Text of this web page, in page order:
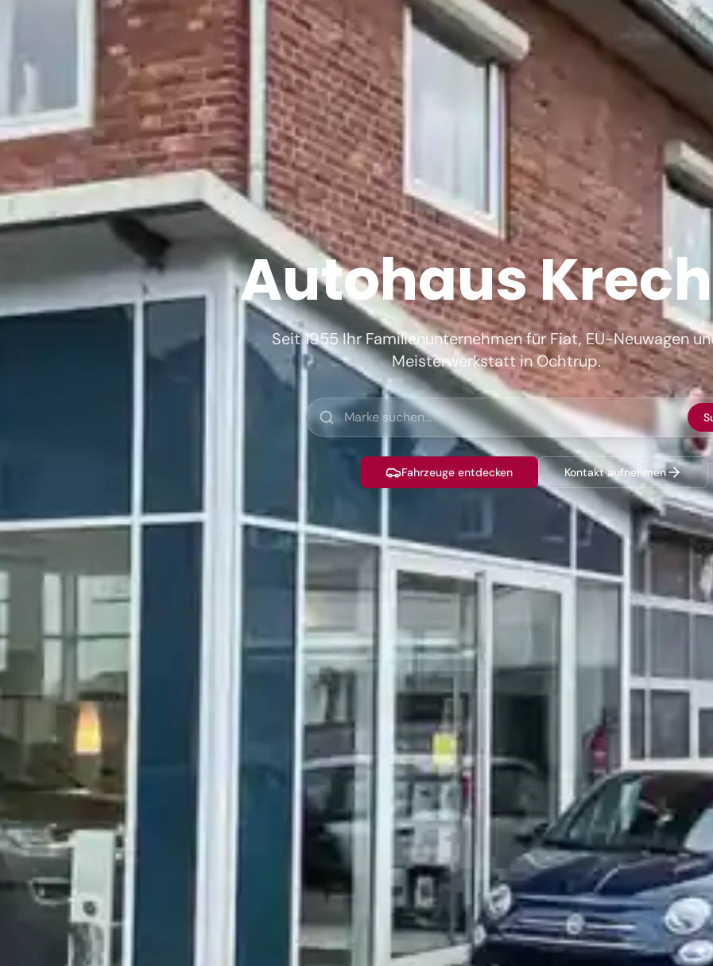
Autohaus
Seit 1955 Ihr Familienunternehmen für Fiat, EU-Neuwagen
Meisterwerkstatt in Ochtrup.
Fahrzeuge entdecken Kontakt aufnehmen